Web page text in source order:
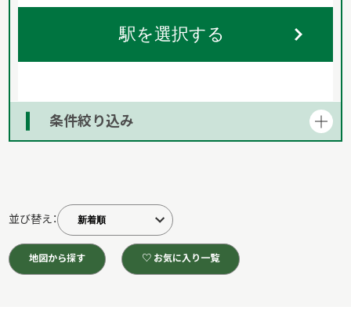
駅を選択する
条件絞り込み
並び替え：
地図から探す ♡ お気に入り一覧